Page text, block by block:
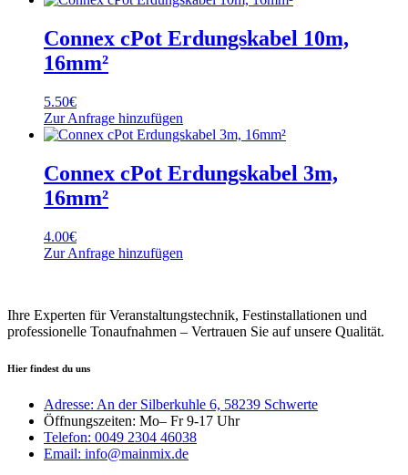
Connex cPot Erdungskabel 10m,
16mm²
5.50€
Zur Anfrage hinzufügen
Connex cPot Erdungskabel 3m,
16mm²
4.00€
Zur Anfrage hinzufügen
Ihre Experten für Veranstaltungstechnik, Festinstallationen und
professionelle Tonaufnahmen – Vertrauen Sie auf unsere Qualität.
Hier findest du uns
Adresse: An der Silberkuhle 6, 58239 Schwerte
Öffnungszeiten: Mo– Fr 9-17 Uhr
Telefon: 0049 2304 46038
Email: info@mainmix.de